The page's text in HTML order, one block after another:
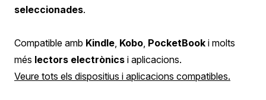
seleccionades.
Compatible amb Kindle Kobo PocketBook i molts
més lectors electrònics i aplicacions.
Veure tots els dispositius i aplicacions compatibles.